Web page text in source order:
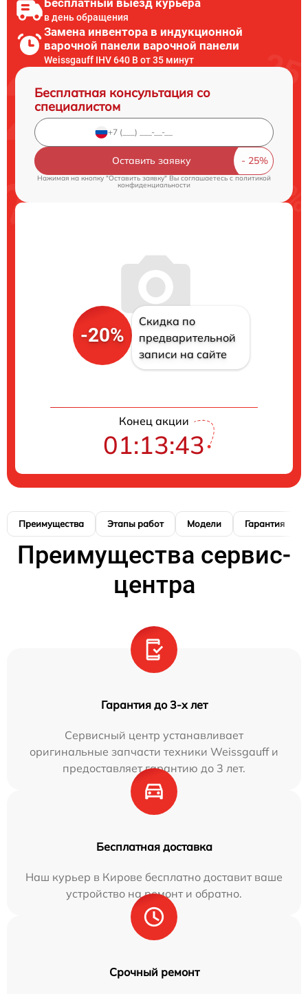
Бесплатный выезд курьера
в день обращения
Замена инвентора в индукционной
варочной панели варочной панели
Weissgauff IHV 640 B от 35 минут
Бесплатная консультация со
специалистом
Оставить заявку
Нажимая на кнопку "Оставить заявку" Вы соглашаетесь cполитикой
конфиденциальности
-20%
Скидка по
предварительной
записи на сайте
Конец акции
01:13:41
Преимущества Этапы работ Модели Гарантия
Преимущества сервис-
центра
Гарантия до 3-х лет
Сервисный центр устанавливает
оригинальные запчасти техники Weissgauff и
предоставляет гарантию до 3 лет.
Бесплатная доставка
Наш курьер в Кирове бесплатно доставит ваше
устройство на ремонт и обратно.
Срочный ремонт